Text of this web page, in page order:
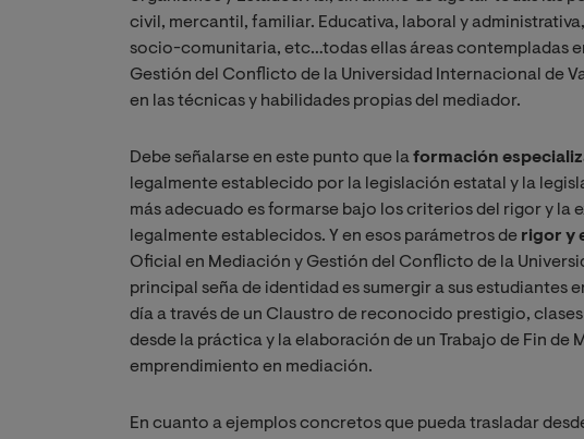
civil, mercantil, familiar. Educativa, laboral y
socio-comunitaria, etc…todas ellas áreas contempladas
Gestión del Conflicto de la Universidad Internacional de
en las técnicas y habilidades propias del mediador.
Debe señalarse en este punto que laformación
legalmente establecido por la legislación estatal y la
más adecuado es formarse bajo los criterios del rigor y la
legalmente establecidos. Y en esos parámetros de rigor y
Oficial en Mediación y Gestión del Conflicto de la
principal seña de identidad es sumergir a sus estudiantes
día a través de un Claustro de reconocido prestigio,
desde la práctica y la elaboración de un Trabajo de Fin de
emprendimiento en mediación.
En cuanto a ejemplos concretos que pueda trasladar